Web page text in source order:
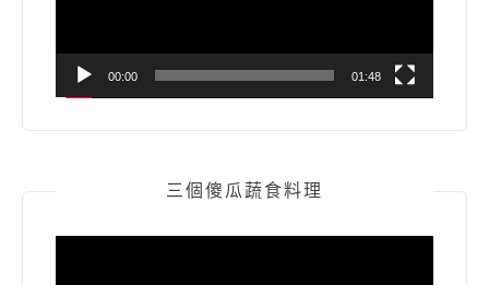
00:00 01:48
三個傻瓜蔬食料理